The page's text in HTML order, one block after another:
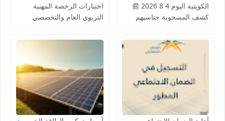
الكويتية اليوم 4 8 2026 📰
كشف المسحوبة جناسيهم
الفنانيين أعمال جليلة
اختبارات الرخصة المهنية
التربوي العام والتخصصي
قياس ETEC